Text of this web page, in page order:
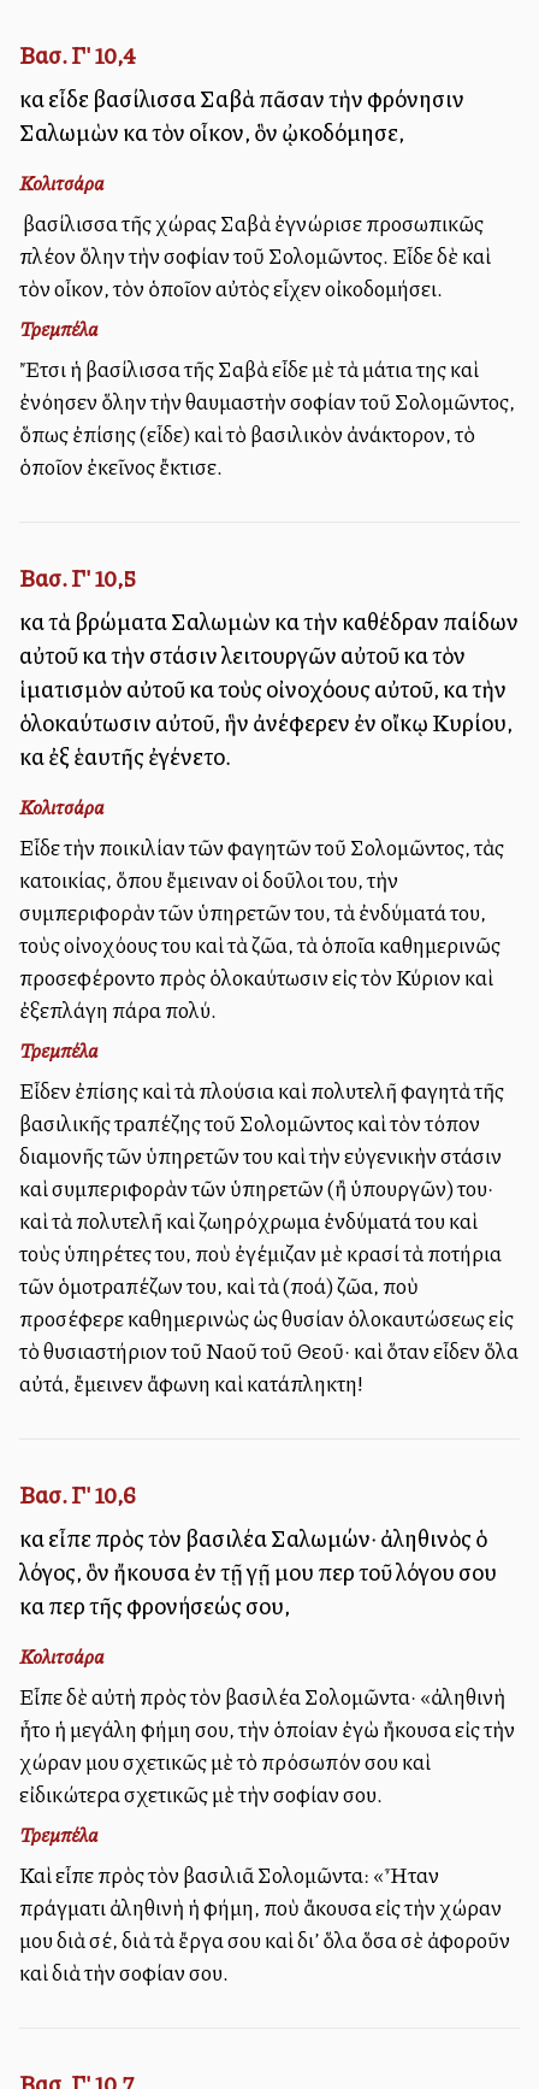
Βασ. Γ' 10,4
καὶ εἶδε βασίλισσα Σαβὰ πᾶσαν τὴν φρόνησιν
Σαλωμὼν καὶ τὸν οἶκον, ὃν ᾠκοδόμησε,
Κολιτσάρα
Ἡ βασίλισσα τῆς χώρας Σαβὰ ἐγνώρισε προσωπικῶς
πλέον ὅλην τὴν σοφίαν τοῦ Σολομῶντος. Εἶδε δὲ καὶ
τὸν οἶκον, τὸν ὁποῖον αὐτὸς εἶχεν οἰκοδομήσει.
Τρεμπέλα
Ἔτσι ἡ βασίλισσα τῆς Σαβὰ εἶδε μὲ τὰ μάτια της καὶ
ἐνόησεν ὅλην τὴν θαυμαστὴν σοφίαν τοῦ Σολομῶντος,
ὅπως ἐπίσης (εἶδε) καὶ τὸ βασιλικὸν ἀνάκτορον, τὸ
ὁποῖον ἐκεῖνος ἔκτισε.
Βασ. Γ' 10,5
καὶ τὰ βρώματα Σαλωμὼν καὶ τὴν καθέδραν παίδων
αὐτοῦ καὶ τὴν στάσιν λειτουργῶν αὐτοῦ καὶ τὸν
ἱματισμὸν αὐτοῦ καὶ τοὺς οἰνοχόους αὐτοῦ, καὶ τὴν
ὁλοκαύτωσιν αὐτοῦ, ἣν ἀνέφερεν ἐν οἴκῳ Κυρίου,
καὶ ἐξ ἑαυτῆς ἐγένετο.
Κολιτσάρα
Εἶδε τὴν ποικιλίαν τῶν φαγητῶν τοῦ Σολομῶντος, τὰς
κατοικίας, ὅπου ἔμειναν οἱ δοῦλοι του, τὴν
συμπεριφορὰν τῶν ὑπηρετῶν του, τὰ ἐνδύματά του,
τοὺς οἰνοχόους του καὶ τὰ ζῶα, τὰ ὁποῖα καθημερινῶς
προσεφέροντο πρὸς ὁλοκαύτωσιν εἰς τὸν Κύριον καὶ
ἐξεπλάγη πάρα πολύ.
Τρεμπέλα
Εἶδεν ἐπίσης καὶ τὰ πλούσια καὶ πολυτελῆ φαγητὰ τῆς
βασιλικῆς τραπέζης τοῦ Σολομῶντος καὶ τὸν τόπον
διαμονῆς τῶν ὑπηρετῶν του καὶ τὴν εὐγενικὴν στάσιν
καὶ συμπεριφορὰν τῶν ὑπηρετῶν (ἢ ὑπουργῶν) του·
καὶ τὰ πολυτελῆ καὶ ζωηρόχρωμα ἐνδύματά του καὶ
τοὺς ὑπηρέτες του, ποὺ ἐγέμιζαν μὲ κρασί τὰ ποτήρια
τῶν ὁμοτραπέζων του, καὶ τὰ (πολλά) ζῶα, ποὺ
προσέφερε καθημερινὼς ὡς θυσίαν ὁλοκαυτώσεως εἰς
τὸ θυσιαστήριον τοῦ Ναοῦ τοῦ Θεοῦ· καὶ ὅταν εἶδεν ὅλα
αὐτά, ἔμεινεν ἄφωνη καὶ κατάπληκτη!
Βασ. Γ' 10,6
καὶ εἶπε πρὸς τὸν βασιλέα Σαλωμών· ἀληθινὸς ὁ
λόγος, ὃν ἤκουσα ἐν τῇ γῇ μου περὶ τοῦ λόγου σου
καὶ περὶ τῆς φρονήσεώς σου,
Κολιτσάρα
Εἶπε δὲ αὐτὴ πρὸς τὸν βασιλέα Σολομῶντα· «ἀληθινὴ
ἦτο ἡ μεγάλη φήμη σου, τὴν ὁποίαν ἐγὼ ἤκουσα εἰς τὴν
χώραν μου σχετικῶς μὲ τὸ πρόσωπόν σου καὶ
εἰδικώτερα σχετικῶς μὲ τὴν σοφίαν σου.
Τρεμπέλα
Καὶ εἶπε πρὸς τὸν βασιλιᾶ Σολομῶντα: «Ἦταν
πράγματι ἀληθινὴ ἡ φήμη, ποὺ ἄκουσα εἰς τὴν χώραν
μου διὰ σέ, διὰ τὰ ἔργα σου καὶ δι’ ὅλα ὅσα σὲ ἀφοροῦν
καὶ διὰ τὴν σοφίαν σου.